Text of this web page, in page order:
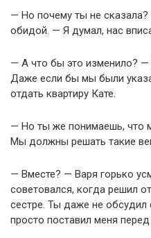
— Но почему ты не
обидой. — Я думал, нас
— А что бы это изменило? —
Даже если бы мы были
отдать квартиру Кате.
— Но ты же понимаешь, что
Мы должны решать такие
— Вместе? — Варя горько
советовался, когда решил
сестре. Ты даже не
просто поставил меня